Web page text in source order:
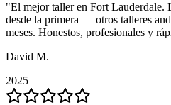
"El mejor taller en Fort
desde la primera — otros talleres
meses. Honestos, profesionales y
David M.
2025
"El mejor taller en Fort
desde la primera — otros talleres
meses. Honestos, profesionales y
David M.
2025